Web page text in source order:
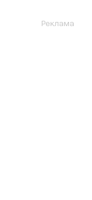
Реклама